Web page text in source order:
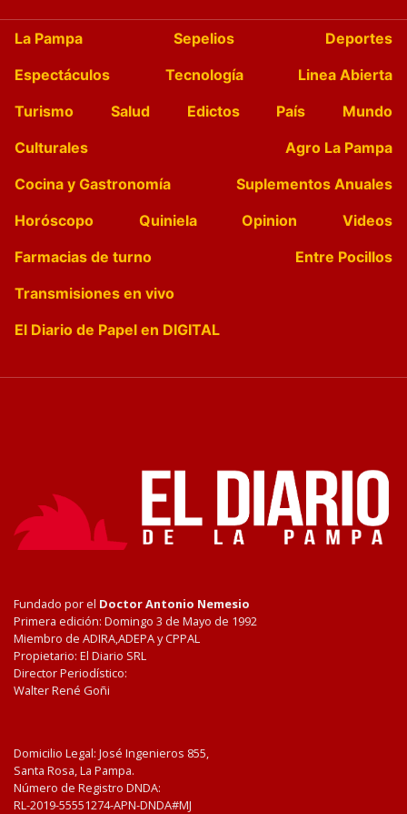
La Pampa Sepelios
Deportes
Espectáculos
Tecnología
Linea Abierta
Turismo
Salud Edictos País
Mundo
Culturales
Agro La Pampa
Cocina y Gastronomía
Suplementos Anuales
Horóscopo
Quiniela Opinion
Videos
Farmacias de turno
Entre Pocillos
Transmisiones en vivo
El Diario de Papel en DIGITAL
Fundado por el Doctor Antonio Nemesio
Primera edición: Domingo 3 de Mayo de 1992
Miembro de ADIRA,ADEPA y CPPAL
Propietario: El Diario SRL
Director Periodístico:
Walter René Goñi
Domicilio Legal: José Ingenieros 855,
Santa Rosa, La Pampa.
Número de Registro DNDA:
RL-2019-55551274-APN-DNDA#MJ